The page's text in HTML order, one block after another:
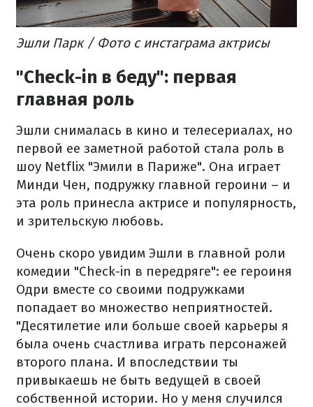
Эшли Парк / Фото с инстаграма актрисы
"Check-in в беду": первая
главная роль
Эшли снималась в кино и телесериалах, но
первой ее заметной работой стала роль в
шоу Netflix "Эмили в Париже". Она играет
Минди Чен, подружку главной героини – и
эта роль принесла актрисе и популярность,
и зрительскую любовь.
Очень скоро увидим Эшли в главной роли
комедии "Check-in в передряге": ее героиня
Одри вместе со своими подружками
попадает во множество неприятностей.
"Десятилетие или больше своей карьеры я
была очень счастлива играть персонажей
второго плана. И впоследствии ты
привыкаешь не быть ведущей в своей
собственной истории. Но у меня случился